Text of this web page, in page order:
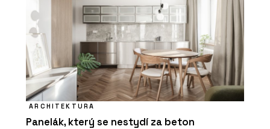
ARCHITEKTURA
Panelák, který se nestydí za beton